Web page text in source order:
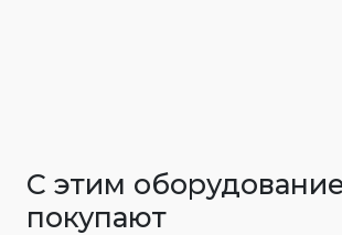
С этим
покупают